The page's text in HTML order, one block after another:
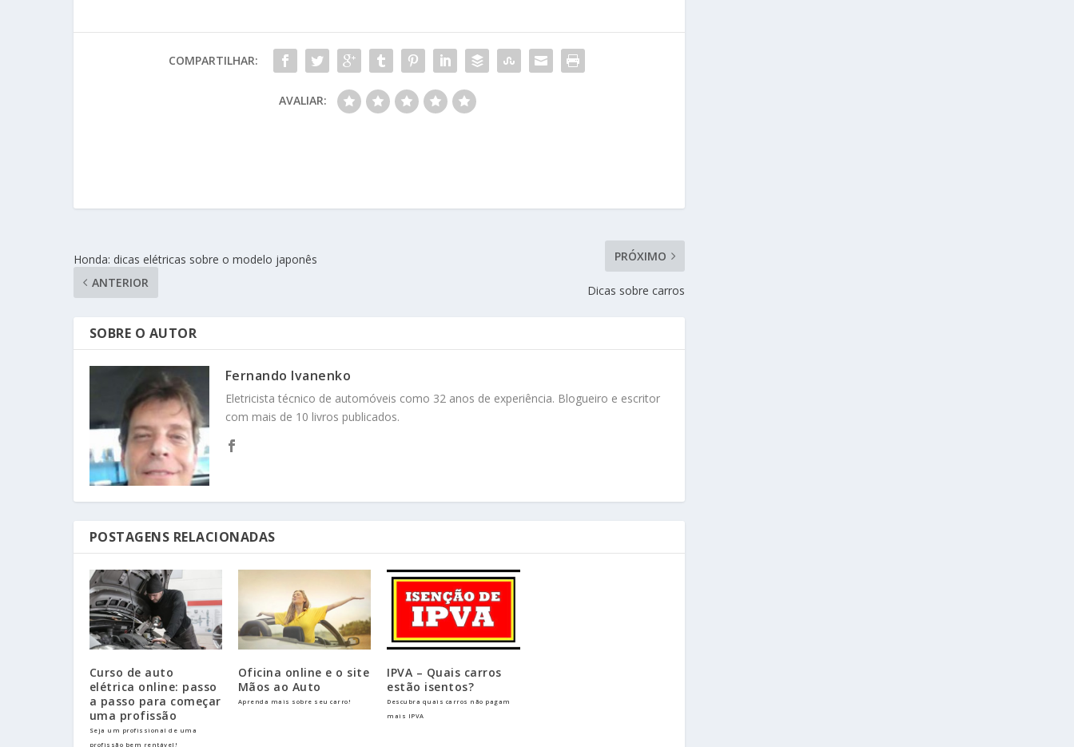
COMPARTILHAR:
AVALIAR:
Honda: dicas elétricas sobre o modelo japonês
ANTERIOR
PRÓXIMO
Dicas sobre carros
SOBRE O AUTOR
Fernando Ivanenko
Eletricista técnico de automóveis como 32 anos de experiência. Blogueiro e escritor
com mais de 10 livros publicados.
POSTAGENS RELACIONADAS
Curso de auto
elétrica online: passo
a passo para começar
uma profissão
Seja um profissional de uma
profissão bem rentável!
Oficina online e o site
Mãos ao Auto
Aprenda mais sobre seu carro!
IPVA – Quais carros
estão isentos?
Descubra quais carros não pagam
mais IPVA